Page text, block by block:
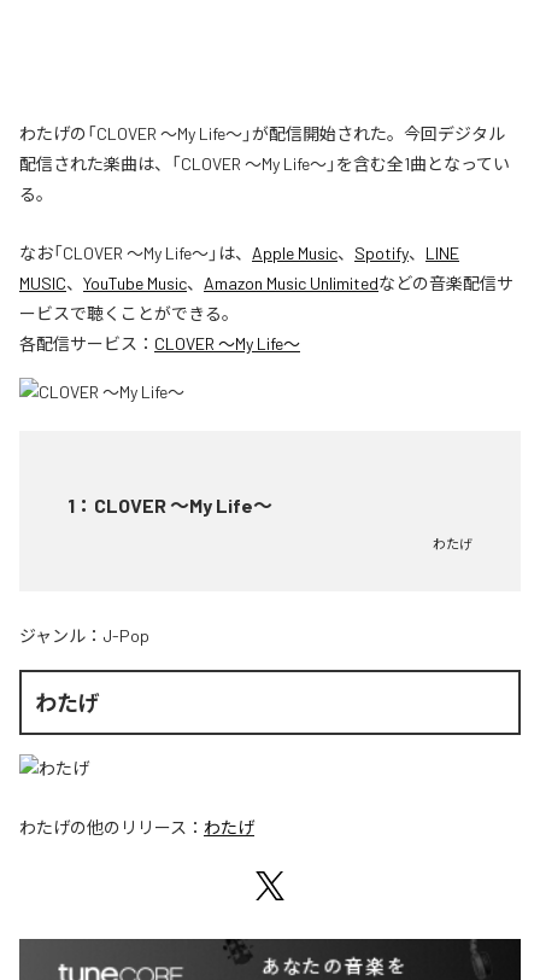
わたげの「CLOVER ～My Life～」が配信開始された。今回デジタル
配信された楽曲は、「CLOVER ～My Life～」を含む全1曲となってい
る。
なお「CLOVER ～My Life～」は、 Apple Music、 Spotify、 LINE
MUSIC、 YouTube Music、 Amazon Music Unlimitedなどの音楽配信サ
ービスで聴くことができる。
各配信サービス： CLOVER ～My Life～
1 ： CLOVER ～My Life～
わたげ
ジャンル： J-Pop
わたげ
わたげの他のリリース： わたげ